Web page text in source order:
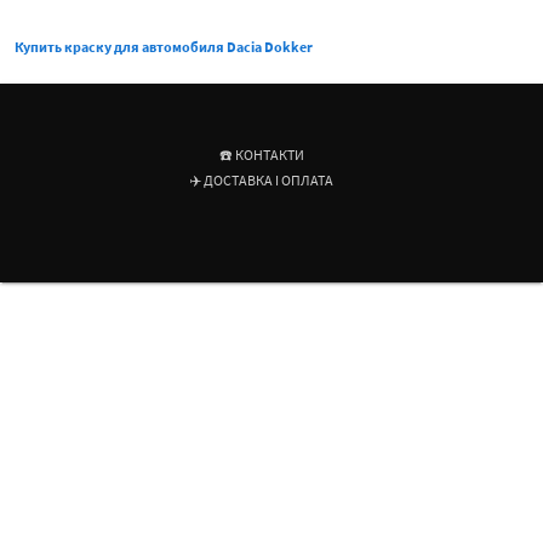
Купить краску для автомобиля Dacia Dokker
☎️ КОНТАКТИ
✈️ ДОСТАВКА І ОПЛАТА